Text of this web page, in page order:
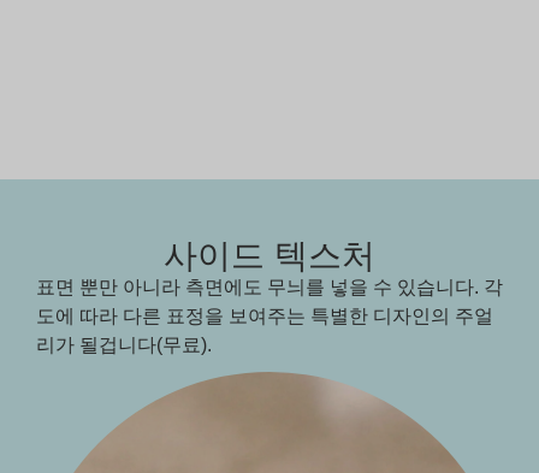
사이드 텍스처
표면 뿐만 아니라 측면에도 무늬를 넣을 수 있습니다. 각
도에 따라 다른 표정을 보여주는 특별한 디자인의 주얼
리가 될겁니다(무료).